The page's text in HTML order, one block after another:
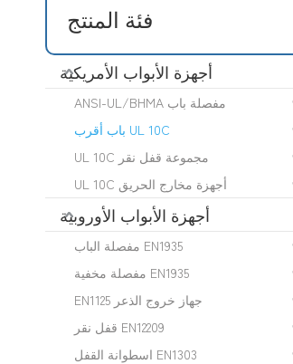
فئة المنتج
أجهزة الأبواب الأمريكية
مفصلة باب ANSI-UL/BHMA
UL 10C باب أقرب
مجموعة قفل نقر UL 10C
أجهزة مخارج الحريق UL 10C
أجهزة الأبواب الأوروبية
EN1935 مفصلة الباب
EN1935 مفصلة مخفية
جهاز خروج الذعر EN1125
EN12209 قفل نقر
EN1303 اسطوانة القفل